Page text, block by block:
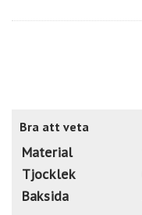
Bra att veta
Material
Tjocklek
Baksida